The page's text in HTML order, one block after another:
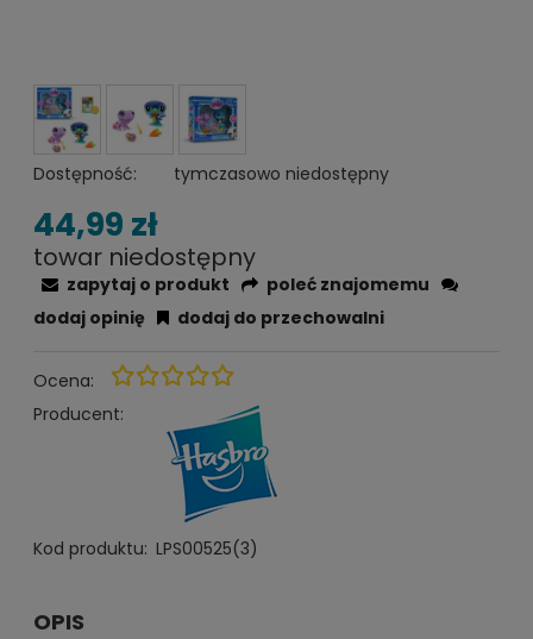
Dostępność: tymczasowo niedostępny
44,99 zł
towar niedostępny
Ocena:
Producent:
Kod produktu: LPS00525(3)
zapytaj o produkt
poleć znajomemu
dodaj opinię
dodaj do przechowalni
OPIS